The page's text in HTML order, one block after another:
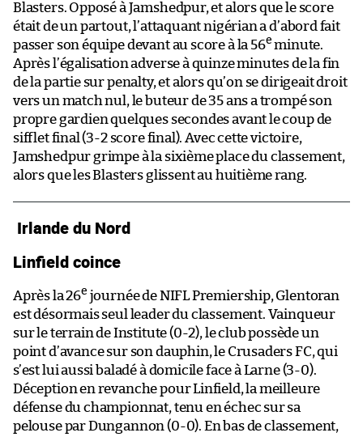
Blasters. Opposé à Jamshedpur, et alors que le score
était de un partout, l’attaquant nigérian a d’abord fait
passer son équipe devant au score à la 56e minute.
Après l’égalisation adverse à quinze minutes de la fin
de la partie sur penalty, et alors qu’on se dirigeait droit
vers un match nul, le buteur de 35 ans a trompé son
propre gardien quelques secondes avant le coup de
sifflet final (3-2 score final). Avec cette victoire,
Jamshedpur grimpe à la sixième place du classement,
alors que les Blasters glissent au huitième rang.
Irlande du Nord
Linfield coince
Après la 26e journée de NIFL Premiership, Glentoran
est désormais seul leader du classement. Vainqueur
sur le terrain de Institute (0-2), le club possède un
point d’avance sur son dauphin, le Crusaders FC, qui
s’est lui aussi baladé à domicile face à Larne (3-0).
Déception en revanche pour Linfield, la meilleure
défense du championnat, tenu en échec sur sa
pelouse par Dungannon (0-0). En bas de classement,